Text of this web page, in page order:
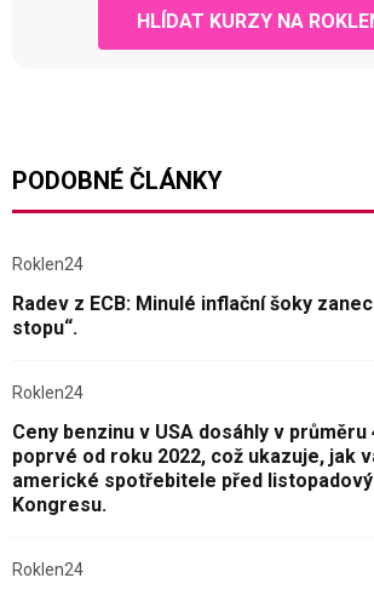
HLÍDAT KURZY NA
PODOBNÉ ČLÁNKY
Roklen24
Radev z ECB: Minulé inflační šoky
stopu“.
Roklen24
Ceny benzinu v USA dosáhly v
poprvé od roku 2022, což ukazuje, jak
americké spotřebitele před
Kongresu.
Roklen24